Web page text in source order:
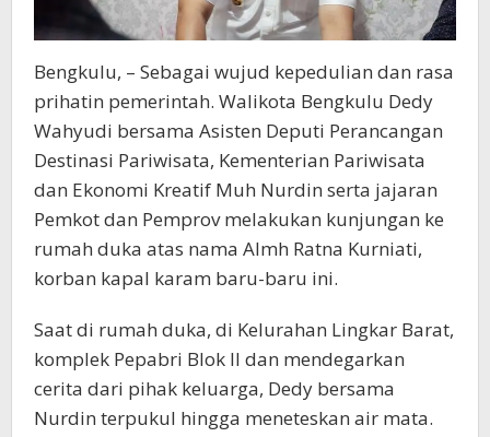
Bengkulu, – Sebagai wujud kepedulian dan rasa
prihatin pemerintah. Walikota Bengkulu Dedy
Wahyudi bersama Asisten Deputi Perancangan
Destinasi Pariwisata, Kementerian Pariwisata
dan Ekonomi Kreatif Muh Nurdin serta jajaran
Pemkot dan Pemprov melakukan kunjungan ke
rumah duka atas nama Almh Ratna Kurniati,
korban kapal karam baru-baru ini.
Saat di rumah duka, di Kelurahan Lingkar Barat,
komplek Pepabri Blok II dan mendegarkan
cerita dari pihak keluarga, Dedy bersama
Nurdin terpukul hingga meneteskan air mata.